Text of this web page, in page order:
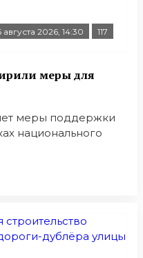
августа 2026, 14:30 117
меры для
меры поддержки
национального